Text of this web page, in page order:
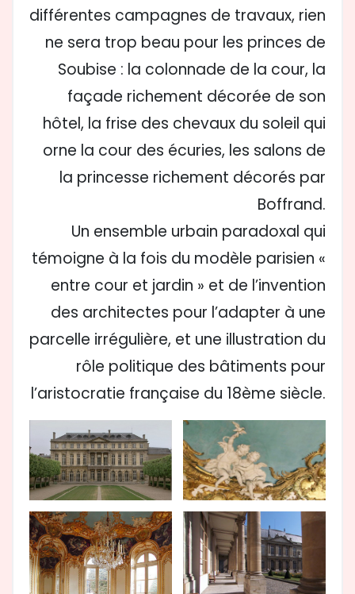
différentes campagnes de travaux, rien
ne sera trop beau pour les princes de
Soubise : la colonnade de la cour, la
façade richement décorée de son
hôtel, la frise des chevaux du soleil qui
orne la cour des écuries, les salons de
la princesse richement décorés par
Boffrand.
Un ensemble urbain paradoxal qui
témoigne à la fois du modèle parisien «
entre cour et jardin » et de l’invention
des architectes pour l’adapter à une
parcelle irrégulière, et une illustration du
rôle politique des bâtiments pour
l’aristocratie française du 18ème siècle.